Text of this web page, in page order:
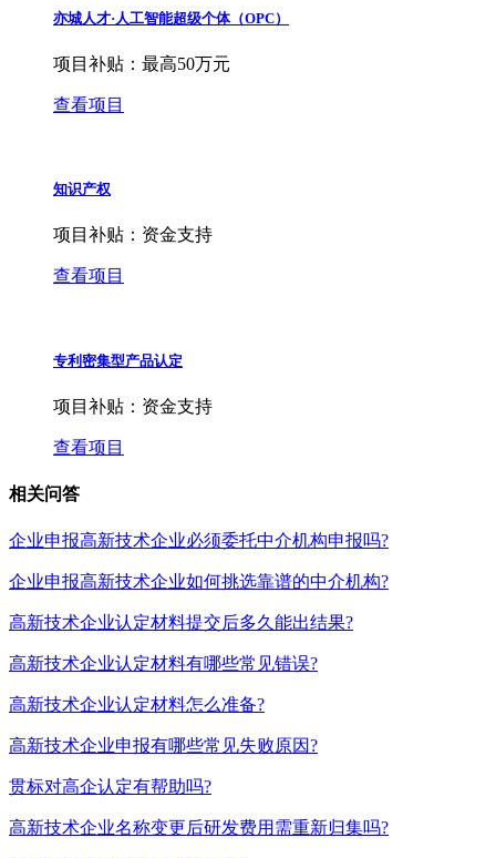
亦城人才·人工智能超级个体（OPC）
项目补贴： 最高50万元
查看项目
知识产权
项目补贴： 资金支持
查看项目
专利密集型产品认定
项目补贴： 资金支持
查看项目
相关问答
企业申报高新技术企业必须委托中介机构申报吗?
企业申报高新技术企业如何挑选靠谱的中介机构?
高新技术企业认定材料提交后多久能出结果?
高新技术企业认定材料有哪些常见错误?
高新技术企业认定材料怎么准备?
高新技术企业申报有哪些常见失败原因?
贯标对高企认定有帮助吗?
高新技术企业名称变更后研发费用需重新归集吗?